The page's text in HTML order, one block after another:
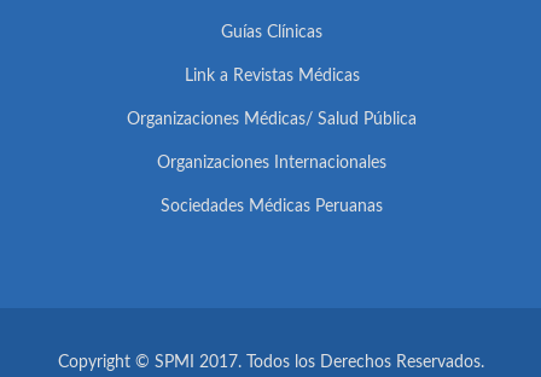
Guías Clínicas
Link a Revistas Médicas
Organizaciones Médicas/ Salud Pública
Organizaciones Internacionales
Sociedades Médicas Peruanas
Copyright © SPMI 2017. Todos los Derechos Reservados.